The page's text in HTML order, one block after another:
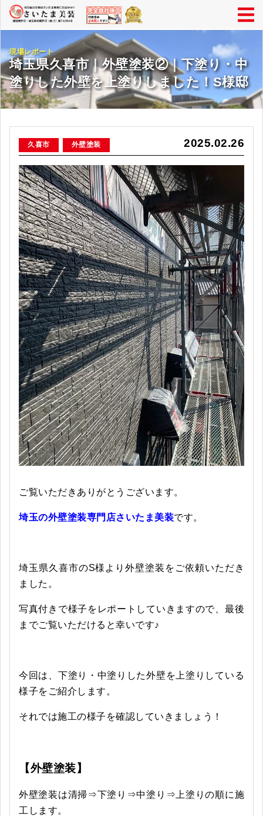
現場レポート
埼玉県久喜市｜外壁塗装②｜下塗り・中
塗りした外壁を上塗りしました！S様邸
2025.02.26
久喜市 外壁塗装
ご覧いただきありがとうございます。
埼玉の外壁塗装専門店さいたま美装です。
埼玉県久喜市のS様より外壁塗装をご依頼いただき
ました。
写真付きで様子をレポートしていきますので、最後
までご覧いただけると幸いです♪
今回は、下塗り・中塗りした外壁を上塗りしている
様子をご紹介します。
それでは施工の様子を確認していきましょう！
【外壁塗装】
外壁塗装は清掃⇒下塗り⇒中塗り⇒上塗りの順に施
工します。